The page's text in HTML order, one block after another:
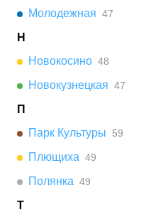
Молодежная 47
Н
Новокосино 48
Новокузнецкая 47
П
Парк Культуры
59
Плющиха 49
Полянка 49
Т